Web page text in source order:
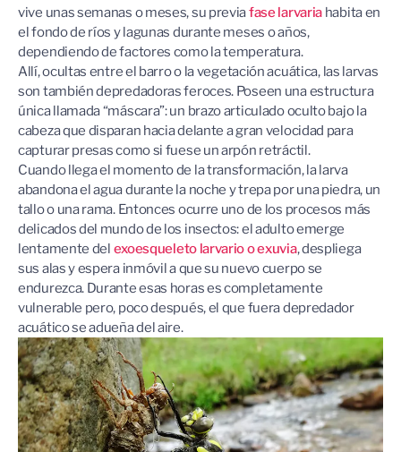
vive unas semanas o meses, su previafase larvaria habita en
el fondo de ríos y lagunas durante meses o años,
dependiendo de factores como la temperatura.
Allí, ocultas entre el barro o la vegetación acuática, las larvas
son también depredadoras feroces. Poseen una estructura
única llamada “máscara”: un brazo articulado oculto bajo la
cabeza que disparan hacia delante a gran velocidad para
capturar presas como si fuese un arpón retráctil.
Cuando llega el momento de la transformación, la larva
abandona el agua durante la noche y trepa por una piedra, un
tallo o una rama. Entonces ocurre uno de los procesos más
delicados del mundo de los insectos: el adulto emerge
lentamente del exoesqueleto larvario o exuvia, despliega
sus alas y espera inmóvil a que su nuevo cuerpo se
endurezca. Durante esas horas es completamente
vulnerable pero, poco después, el que fuera depredador
acuático se adueña del aire.